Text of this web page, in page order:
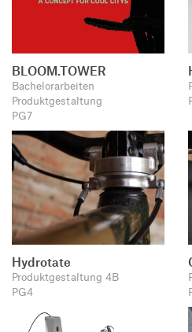
BLOOM.TOWER
Bachelorarbeiten
Produktgestaltung
PG7
Hydrotate
Produktgestaltung 4B
PG4